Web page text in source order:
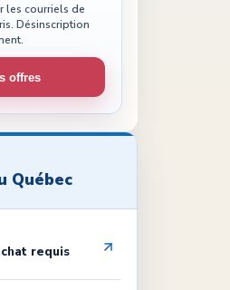
les courriels de
Désinscription
offres
Québec
requis